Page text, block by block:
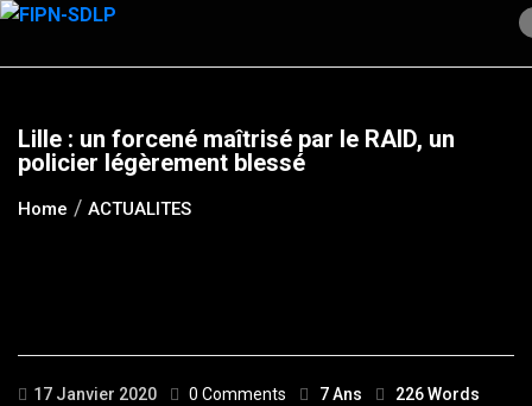
Skip
content
Lille : un forcené maîtrisé par le RAID, un
policier légèrement blessé
Home ACTUALITES
17 Janvier 2020 0 Comments 7 Ans
226 Words